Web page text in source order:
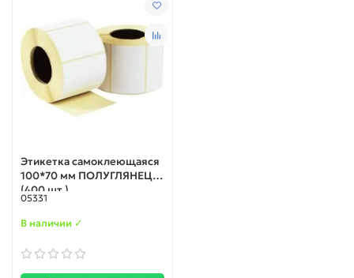
Этикетка самоклеющаяся
100*70 мм ПОЛУГЛЯНЕЦ
(400 шт.)
05331
В наличии ✓